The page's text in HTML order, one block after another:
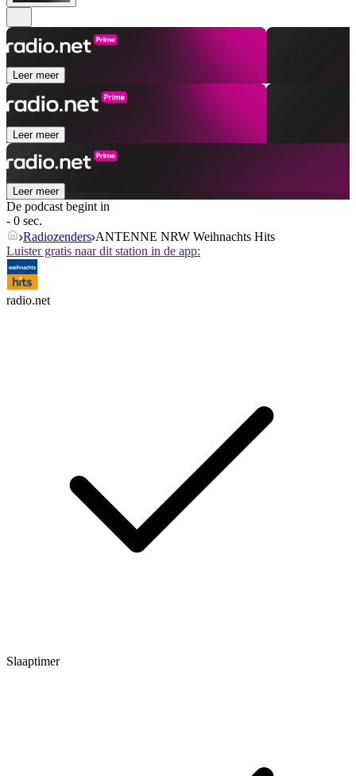
Leer meer
Leer meer
Leer meer
De podcast begint in
- 0 sec.
Radiozenders ANTENNE NRW Weihnachts Hits
Luister gratis naar dit station in de app:
radio.net
Slaaptimer